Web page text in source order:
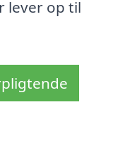
lever op til